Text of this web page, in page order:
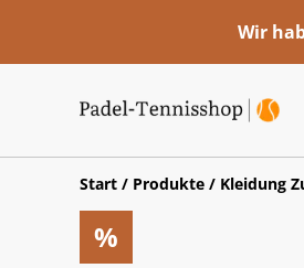
Wir
Start / Produkte / Kleidung
%